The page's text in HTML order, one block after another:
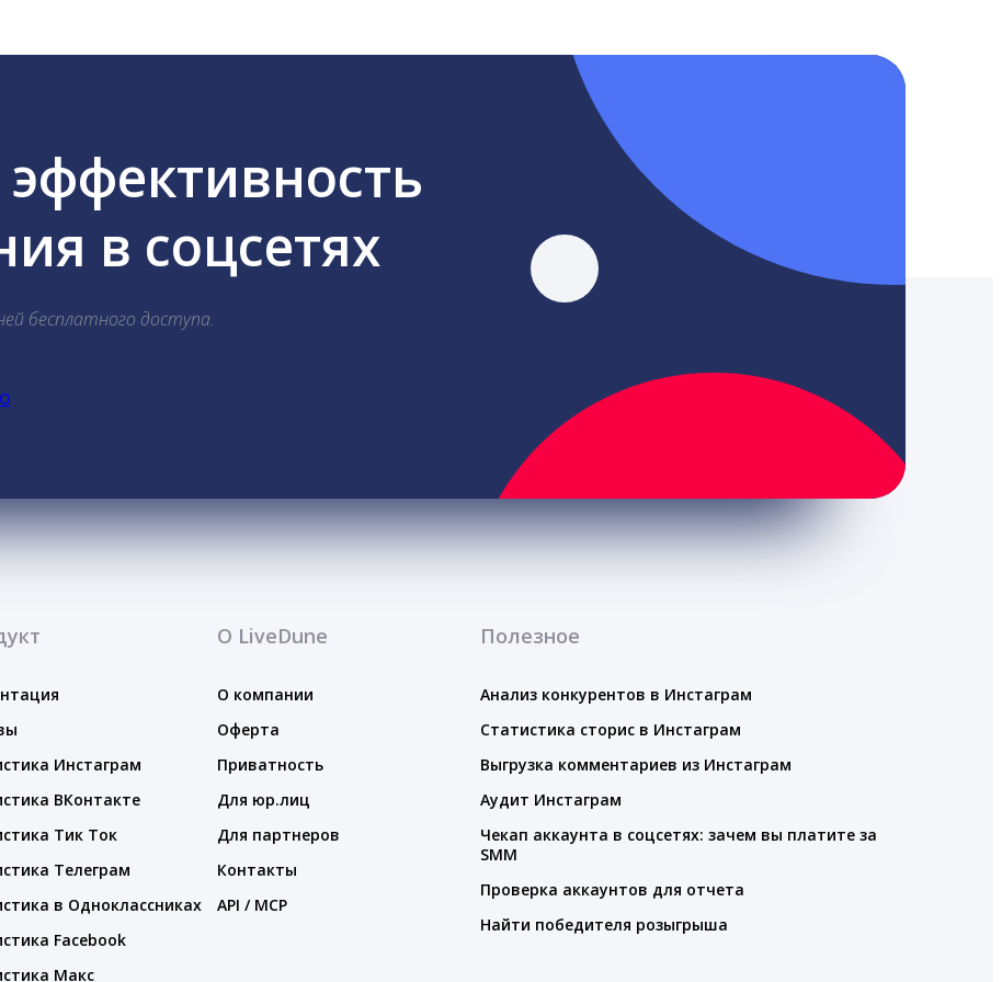
в соцсетях
бесплатного доступа.
Инстаграм
ВКонтакте
Тик Ток
Телеграм
в Одноклассниках
Facebook
Макс
О LiveDune
О компании
Оферта
Приватность
Для юр.лиц
Для партнеров
Контакты
API / MCP
Полезное
Анализ конкурентов в Инстаграм
Статистика сторис в Инстаграм
Выгрузка комментариев из Инстаграм
Аудит Инстаграм
Чекап аккаунта в соцсетях: зачем вы платите за
SMM
Проверка аккаунтов для отчета
Найти победителя розыгрыша